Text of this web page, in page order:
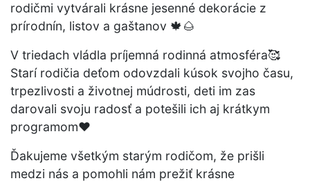
rodičmi vytvárali krásne jesenné dekorácie z
prírodnín, listov a gaštanov 🍁🌰
V triedach vládla príjemná rodinná atmosféra🥰
Starí rodičia deťom odovzdali kúsok svojho času,
trpezlivosti a životnej múdrosti, deti im zas
darovali svoju radosť a potešili ich aj krátkym
programom❤️
Ďakujeme všetkým starým rodičom, že prišli
medzi nás a pomohli nám prežiť krásne